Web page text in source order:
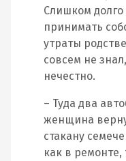
Слишком
принимать
утраты
совсем не
нечестно.
– Туда два
женщина
стакану
как в ремонте,